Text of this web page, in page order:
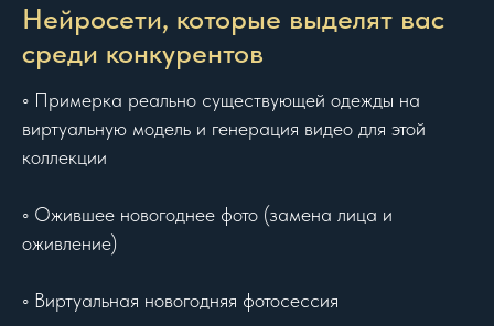
Нейросети, которые выделят вас
среди конкурентов
◦ Примерка реально существующей одежды на
виртуальную модель и генерация видео для этой
коллекции
◦ Ожившее новогоднее фото (замена лица и
оживление)
◦ Виртуальная новогодняя фотосессия